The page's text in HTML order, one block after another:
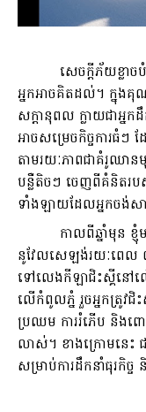
សេចក្តីភ័យខ្លាច
អ្នកអាចគិតដល់។ ក្នុងគុ
សក្តានុពល ក្លាយជាអ្ន
អាចសម្រេចកិច្ចការធំ
តាមរយៈភាពជាគំរូឈា
បន្លឺតិចៗ ចេញពីគំនិត​របស់
ទាំងឡាយដែល​អ្នកចង់ស
កាលពីឆ្នាំមុន ខ្
នូវែលសេឡង់​រយៈពេល
ទៅ​លេងកីឡាជិះស្គីនៅ​លើ
លើកំពូលភ្នំ រួចអ្នកត្រូវ
ប្រឈម ការរំភើប និងព
លាស់។ ខាងក្រោមនេះ
សម្រាប់ការ​ដឹកនាំធុរកិច្ច